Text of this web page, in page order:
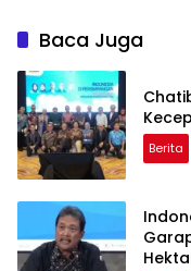
Baca Juga
Berita